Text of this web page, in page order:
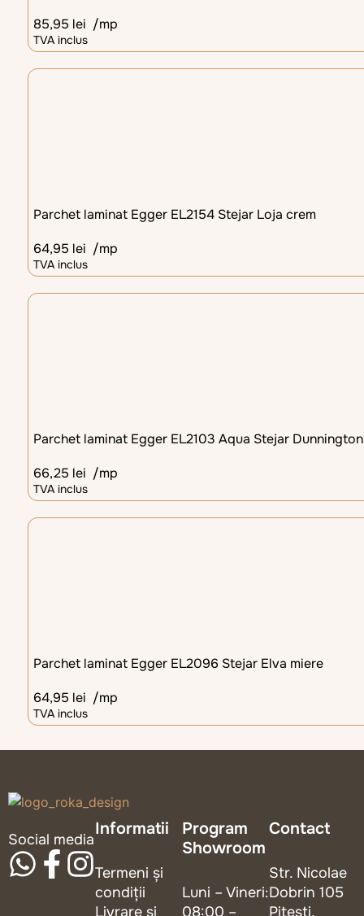
85,95 lei /mp
TVA inclus
Parchet laminat Egger EL2154 Stejar Loja crem
64,95 lei /mp
TVA inclus
Parchet laminat Egger EL2103 Aqua Stejar Dunnington
66,25 lei /mp
TVA inclus
Parchet laminat Egger EL2096 Stejar Elva miere
64,95 lei /mp
TVA inclus
logo_roka_design
Social media
Informatii
Termeni și
condiții
Livrare și
Program
Showroom
Luni – Vineri:
08:00 –
Contact
Str. Nicolae
Dobrin 105
Pitesti,